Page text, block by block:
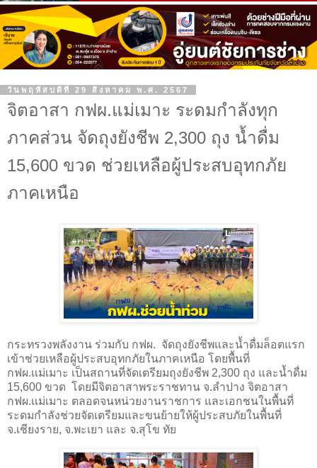
วันพฤหัสบดีที่ 29 สิงหาคม พ.ศ. 2567
จิตอาสา กฟผ.แม่เมาะ ระดมกำลังทุก
ภาคส่วน จัดถุงยังชีพ 2,300 ถุง น้ำดื่ม
15,600 ขวด ช่วยเหลือผู้ประสบอุทกภัย
ภาคเหนือ
กระทรวงพลังงาน ร่วมกับ กฟผ. จัดถุงยังชีพและน้ำดื่มล็อตแรก
เข้าช่วยเหลือผู้ประสบอุทกภัยในภาคเหนือ โดยพื้นที่
กฟผ.แม่เมาะ เป็นสถานที่จัดเตรียมถุงยังชีพ 2,300 ถุง และน้ำดื่ม
15,600 ขวด โดยมีจิตอาสาพระราชทาน จ.ลำปาง จิตอาสา
กฟผ.แม่เมาะ ตลอดจนหน่วยงานราชการ และเอกชนในพื้นที่
ระดมกำลังช่วยจัดเตรียมและขนย้ายให้ผู้ประสบภัยในพื้นที่
จ.เชียงราย, จ.พะเยา และ จ.สุโข ทัย